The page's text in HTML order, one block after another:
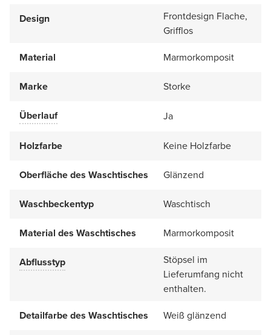
Design
Frontdesign Flache,
Grifflos
Material
Marmorkomposit
Marke Storke
Überlauf Ja
Holzfarbe Keine Holzfarbe
Oberfläche des Waschtisches Glänzend
Waschbeckentyp Waschtisch
Material des Waschtisches Marmorkomposit
Abflusstyp
Stöpsel im
Lieferumfang nicht
enthalten.
Detailfarbe des Waschtisches
Weiß glänzend